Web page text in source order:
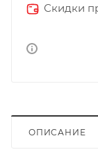
Скидки
ОПИСАНИЕ